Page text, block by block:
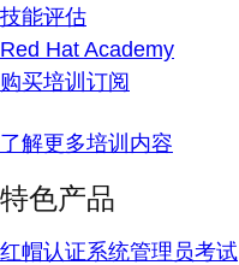
技能评估
Red Hat Academy
购买培训订阅
了解更多培训内容
特色产品
红帽认证系统管理员考试